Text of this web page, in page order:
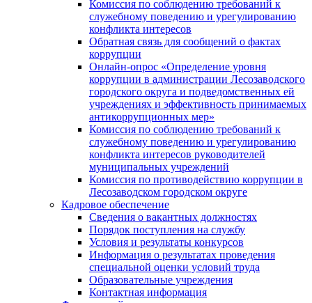
Комиссия по соблюдению требований к
служебному поведению и урегулированию
конфликта интересов
Обратная связь для сообщений о фактах
коррупции
Онлайн-опрос «Определение уровня
коррупции в администрации Лесозаводского
городского округа и подведомственных ей
учреждениях и эффективность принимаемых
антикоррупционных мер»
Комиссия по соблюдению требований к
служебному поведению и урегулированию
конфликта интересов руководителей
муниципальных учреждений
Комиссия по противодействию коррупции в
Лесозаводском городском округе
Кадровое обеспечение
Сведения о вакантных должностях
Порядок поступления на службу
Условия и результаты конкурсов
Информация о результатах проведения
специальной оценки условий труда
Образовательные учреждения
Контактная информация